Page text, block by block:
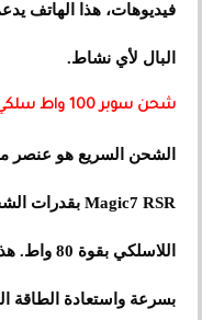
فيديوهات، هذا الهاتف
البال لأي نشاط.
شحن سوبر 100 واط سلكي و80 واط لاسلكي
اللاسلكي
بسرعة واستعادة الطاقة